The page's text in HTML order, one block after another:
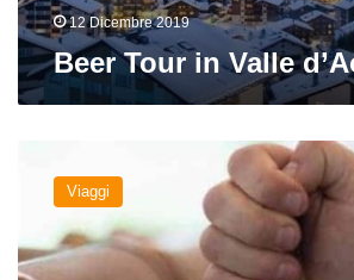
12 Dicembre 2019
Beer Tour in Valle
Vilnius,
Riga
Viaggi